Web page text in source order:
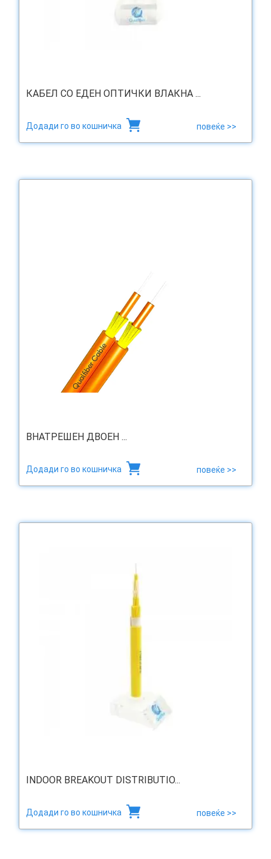
КАБЕЛ СО ЕДЕН ОПТИЧКИ ВЛАКНА ...
Додади го во кошничка повеќе >>
ВНАТРЕШЕН ДВОЕН ...
Додади го во кошничка повеќе >>
INDOOR BREAKOUT DISTRIBUTIO...
Додади го во кошничка повеќе >>